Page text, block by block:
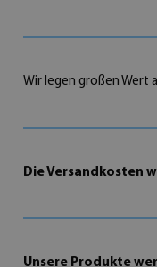
Wir legen großen Wert
Die Versandkosten
Unsere Produkte